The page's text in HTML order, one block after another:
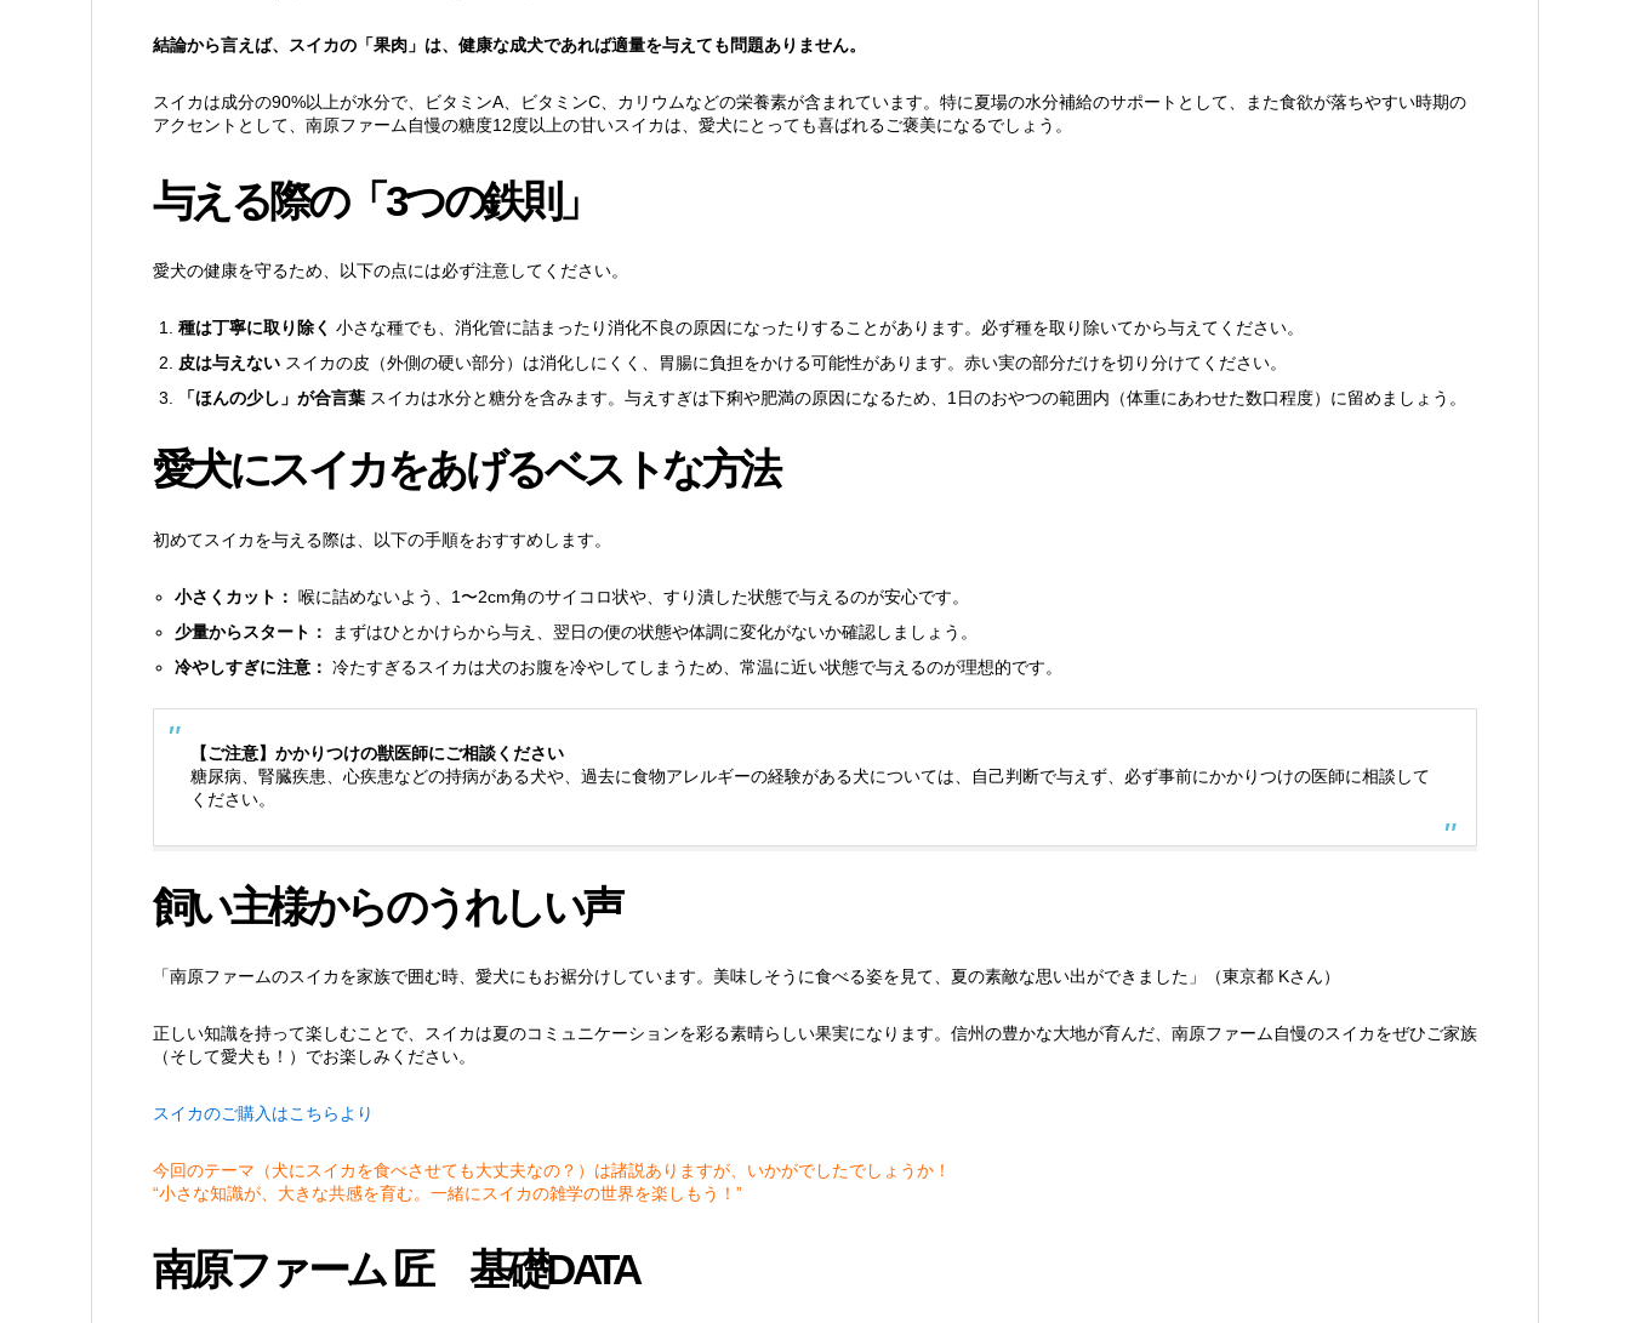
結論から言えば、スイカの「果肉」は、健康な成犬であれば適量を与えても問題ありません。
スイカは成分の90%以上が水分で、ビタミンA、ビタミンC、カリウムなどの栄養素が含まれています。特に夏場の水分補給のサポートとして、また食欲が落ちやすい時期の
アクセントとして、南原ファーム自慢の糖度12度以上の甘いスイカは、愛犬にとっても喜ばれるご褒美になるでしょう。
与える際の「3つの鉄則」
愛犬の健康を守るため、以下の点には必ず注意してください。
種は丁寧に取り除く 小さな種でも、消化管に詰まったり消化不良の原因になったりすることがあります。必ず種を取り除いてから与えてください。
皮は与えないスイカの皮（外側の硬い部分）は消化しにくく、胃腸に負担をかける可能性があります。赤い実の部分だけを切り分けてください。
「ほんの少し」が合言葉スイカは水分と糖分を含みます。与えすぎは下痢や肥満の原因になるため、1日のおやつの範囲内（体重にあわせた数口程度）に留めましょう。
愛犬にスイカをあげるベストな方法
初めてスイカを与える際は、以下の手順をおすすめします。
小さくカット： 喉に詰めないよう、1〜2cm角のサイコロ状や、すり潰した状態で与えるのが安心です。
少量からスタート：
まずはひとかけらから与え、翌日の便の状態や体調に変化がないか確認しましょう。
冷やしすぎに注意： 冷たすぎるスイカは犬のお腹を冷やしてしまうため、常温に近い状態で与えるのが理想的です。
【ご注意】かかりつけの獣医師にご相談ください
糖尿病、腎臓疾患、心疾患などの持病がある犬や、過去に食物アレルギーの経験がある犬については、自己判断で与えず、必ず事前にかかりつけの医師に相談して
ください。
飼い主様からのうれしい声
「南原ファームのスイカを家族で囲む時、愛犬にもお裾分けしています。美味しそうに食べる姿を見て、夏の素敵な思い出ができました」（東京都 Kさん）
正しい知識を持って楽しむことで、スイカは夏のコミュニケーションを彩る素晴らしい果実になります。信州の豊かな大地が育んだ、南原ファーム自慢のスイカをぜひご家族
（そして愛犬も！）でお楽しみください。
スイカのご購入はこちらより
今回のテーマ（犬にスイカを食べさせても大丈夫なの？）は諸説ありますが、いかがでしたでしょうか！
“小さな知識が、大きな共感を育む。一緒にスイカの雑学の世界を楽しもう！”
南原ファーム 匠 基礎DATA